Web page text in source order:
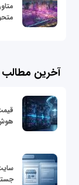
آخرین مطالب